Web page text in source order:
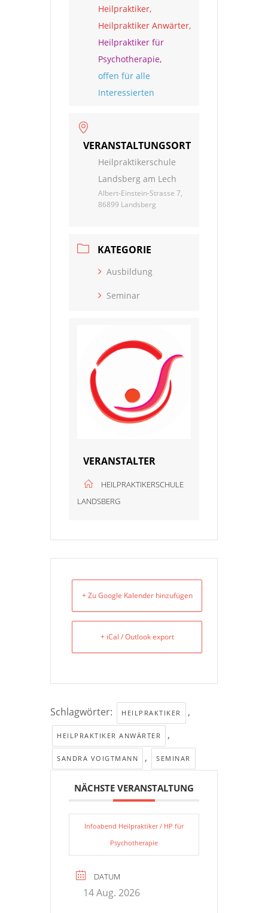
Heilpraktiker,
Heilpraktiker Anwärter,
Heilpraktiker für
Psychotherapie,
offen für alle
Interessierten
VERANSTALTUNGSORT
Heilpraktikerschule
Landsberg am Lech
Albert-Einstein-Strasse 7,
86899 Landsberg
KATEGORIE
Ausbildung
Seminar
VERANSTALTER
HEILPRAKTIKERSCHULE
LANDSBERG
+ Zu Google Kalender hinzufügen
+ iCal / Outlook export
Schlagwörter: HEILPRAKTIKER ,
HEILPRAKTIKER ANWÄRTER ,
SANDRA VOIGTMANN , SEMINAR
NÄCHSTE VERANSTALTUNG
Infoabend Heilpraktiker / HP für
Psychotherapie
DATUM
14 Aug. 2026